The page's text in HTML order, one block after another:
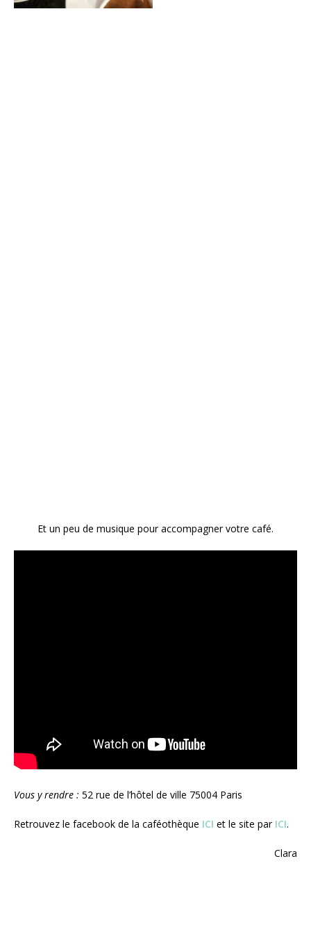
Et un peu de musique pour accompagner votre café.
Vous y rendre : 52 rue de l’hôtel de ville 75004 Paris
Retrouvez le facebook de la caféothèque ICI et le site par ICI.
Clara